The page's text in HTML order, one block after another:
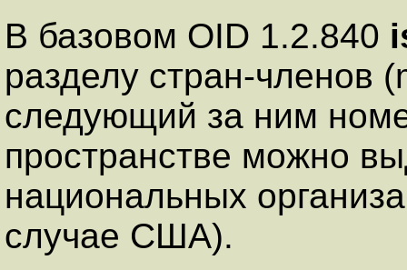
В базовом OID 1.2.840
разделу стран-членов
следующий за ним
пространстве можно
национальных
случае США).